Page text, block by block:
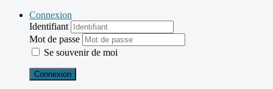
Connexion
Identifiant
Mot de passe
Se souvenir de moi
Connexion